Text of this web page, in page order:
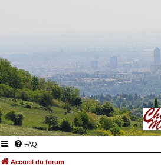
FAQ
Accueil du forum